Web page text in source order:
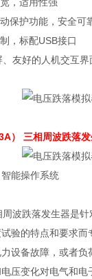
保护功能，安全可
，标配USB接口
友好的人机交互界
） 三相周波跌落
能操作系统
周波跌落发生器是
验的特点和要求
设备故障，或者
压变化对电气和电